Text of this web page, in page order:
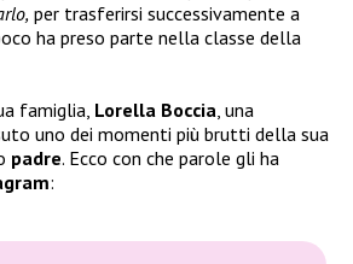
per trasferirsi successivamente a
ha preso parte nella classe della
famiglia, Lorella Boccia , una
uno dei momenti più brutti della sua
padre. Ecco con che parole gli ha
: